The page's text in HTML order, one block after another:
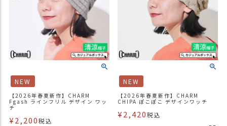
NEW
【2026年春夏新作】CHARM
Fgash ラインフリル デザイン ワッ
チ
¥2,200税込
NEW
【2026年春夏新作】CHARM
CHIPA ぽこぽこ デザインワッチ
¥2,420税込